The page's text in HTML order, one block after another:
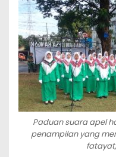
Paduan suara apel
penampilan yang